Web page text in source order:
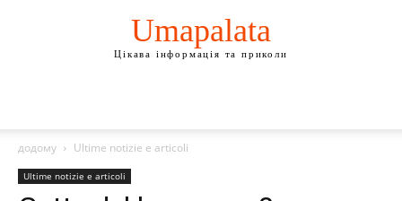
Umapalata
Цікава інформація та приколи
додому Ultime notizie e articoli
Ultime notizie e articoli